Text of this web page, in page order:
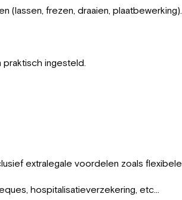
(lassen, frezen, draaien, plaatbewerking).
praktisch ingesteld.
extralegale voordelen zoals flexibele
hospitalisatieverzekering, etc...